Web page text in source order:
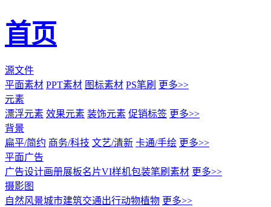
首页
源文件
平面素材 PPT素材 图标素材 PS笔刷 更多>>
元素
漂浮元素 效果元素 装饰元素 促销标签 更多>>
背景
扁平/简约 商务/科技 文艺/清新 卡通/手绘 更多>>
平面广告
广告设计画册展板名片VI样机包装笔刷素材 更多>>
摄影图
自然风景城市建筑交通出行动物植物 更多>>